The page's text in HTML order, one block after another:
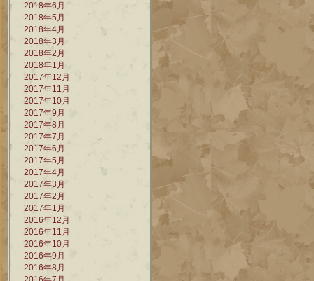
2018年6月
2018年5月
2018年4月
2018年3月
2018年2月
2018年1月
2017年12月
2017年11月
2017年10月
2017年9月
2017年8月
2017年7月
2017年6月
2017年5月
2017年4月
2017年3月
2017年2月
2017年1月
2016年12月
2016年11月
2016年10月
2016年9月
2016年8月